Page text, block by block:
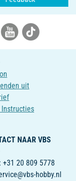
uit
Instructies
NAAR VBS
+31 20 809 5778
hobby.nl